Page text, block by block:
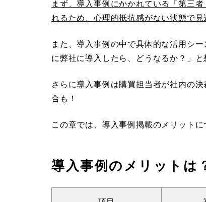
まず、導入事例にかかれている「第三
れるため、心理的抵抗感がない状態で
また、導入事例の中で具体的な活用シ
に弊社に導入したら、どうなるか？」と
さらに導入事例は購買担当者が社内の
合も！
この章では、導入事例掲載のメリットに
導入事例のメリットは